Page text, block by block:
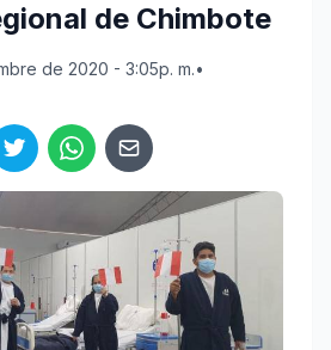
de Chimbote
de 2020 - 3:05p. m.•